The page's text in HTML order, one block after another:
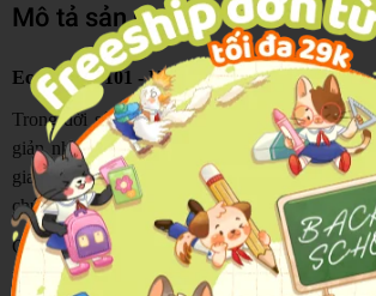
Mô tả sản phẩm
Economics 101 - Kinh Tế Học Đời Sống
Trong đời sống hàng ngày, rất nhiều quyết
giản như chi tiêu, tiết kiệm, lựa chọn công
gian… thực chất đều bị chi phối bởi những
chúng ta ít khi nhận ra.
Cuốn sách “Kinh tế học đời sống” mang đến
về cách các nguyên tắc kinh tế vận hành